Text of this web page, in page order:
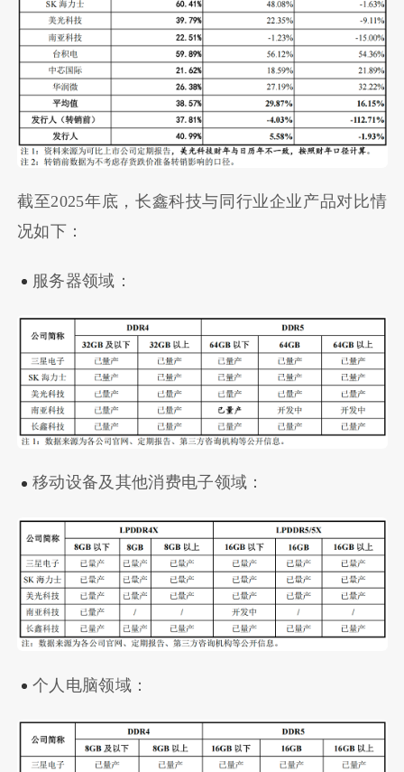
截至2025年底，长鑫科技与同行业企业产品对比情
况如下：
服务器领域：
移动设备及其他消费电子领域：
个人电脑领域：